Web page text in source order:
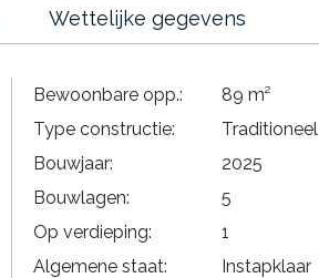
Wettelijke gegevens
Bewoonbare opp.:
89 m²
Type constructie:
Traditioneel
Bouwjaar:
2025
Bouwlagen:
5
Op verdieping:
1
Algemene staat:
Instapklaar